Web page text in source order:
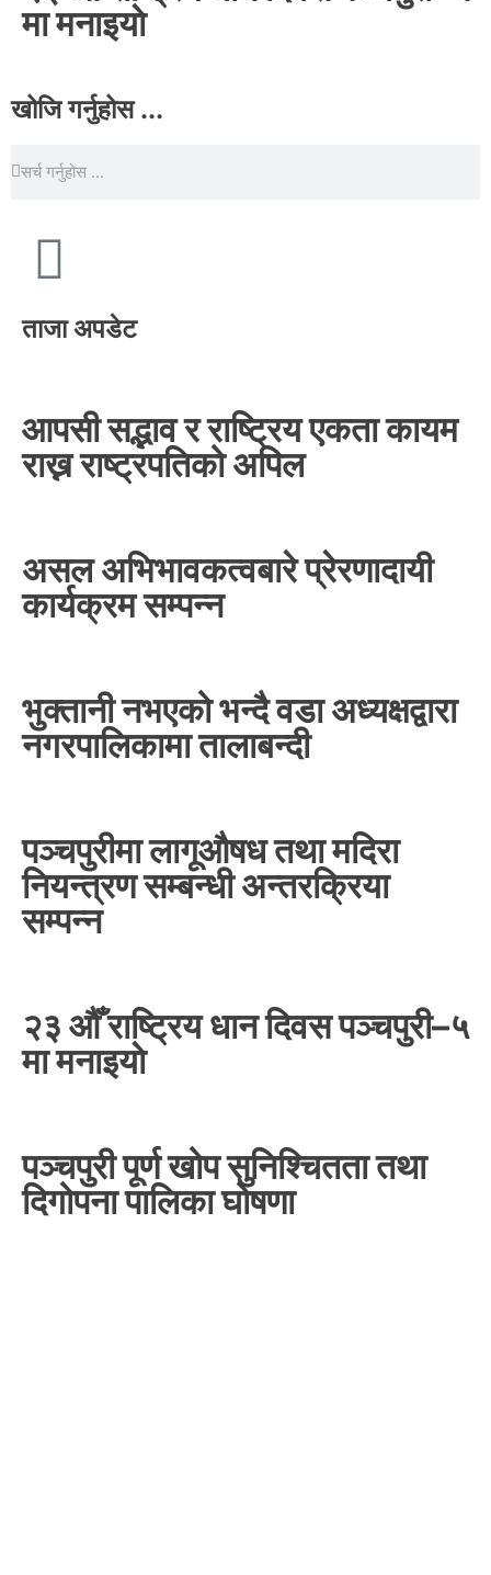
मा मनाइयाे
खोजि गर्नुहोस ...
ताजा अपडेट
आपसी सद्भाव र राष्ट्रिय एकता कायम
राख्न राष्ट्रपतिको अपिल
असल अभिभावकत्वबारे प्रेरणादायी
कार्यक्रम सम्पन्न
भुक्तानी नभएको भन्दै वडा अध्यक्षद्वारा
नगरपालिकामा तालाबन्दी
पञ्चपुरीमा लागूऔषध तथा मदिरा
नियन्त्रण सम्बन्धी अन्तरक्रिया
सम्पन्न
२३ औँ राष्ट्रिय धान दिवस पञ्चपुरी–५
मा मनाइयाे
पञ्चपुरी पूर्ण खोप सुनिश्चितता तथा
दिगोपना पालिका घोषणा